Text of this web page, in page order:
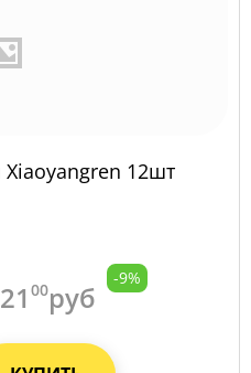
Xiaoyangren 12шт
00руб
-9%